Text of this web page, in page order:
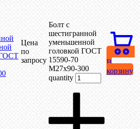
Цена
по
запросу
Болт с
шестигранной
уменьшенной
головкой ГОСТ
15590-70
М27х90-300
quantity
В
корзину